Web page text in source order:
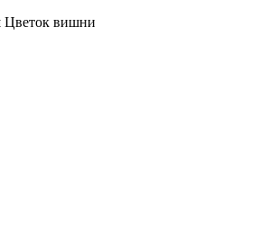
Цветок вишни